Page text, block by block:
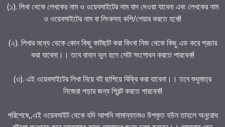
(১). লিখা থেকে লেখকের নাম ও ওয়েবসাইটের নাম বাদ দেওয়া যাবেনা এবং লেখকের নাম
ও ওয়েবসাইটের নাম বা লিংকসহ কপি/শেয়ার করতে হবে!!
(২). লিখার মধ্যে থেকে কোন কিছু কাটছাট করা কিংবা নিজ থেকে কিছু এড করে প্রচার
করা যাবেনা।। তবে বানান ভুল হলে সেটা সংশোধন করতে পারবেন!!
(৩). এই ওয়েবসাইটের লিখা নিয়ে বই ছাপিয়ে বিক্রি করা যাবেনা।। তবে শুধুমাত্র
নিজেরা পড়ার জন্য প্রিন্ট করতে পারবেন!!
পরিশেষে,,এই ওয়েবসাইট থেকে যদি আপনি সামান্যতমও উপকৃত হউন তাহলে অনুরোধ